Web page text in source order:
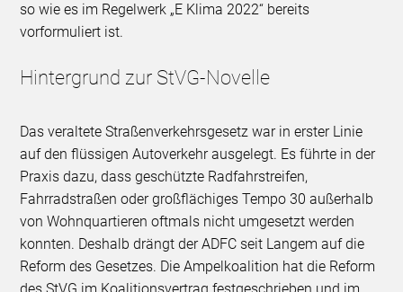
so wie es im Regelwerk „E Klima 2022“ bereits
vorformuliert ist.
Hintergrund zur StVG-Novelle
Das veraltete Straßenverkehrsgesetz war in erster Linie
auf den flüssigen Autoverkehr ausgelegt. Es führte in der
Praxis dazu, dass geschützte Radfahrstreifen,
Fahrradstraßen oder großflächiges Tempo 30 außerhalb
von Wohnquartieren oftmals nicht umgesetzt werden
konnten. Deshalb drängt der ADFC seit Langem auf die
Reform des Gesetzes. Die Ampelkoalition hat die Reform